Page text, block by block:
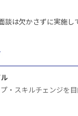
談は欠かさずに実施し
・スキルチェンジを